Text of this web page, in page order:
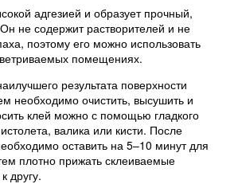
адгезией и образует прочный,
не содержит растворителей и не
поэтому его можно использовать
помещениях.
результата поверхности
необходимо очистить, высушить и
клей можно с помощью гладкого
валика или кисти. После
оставить на 5–10 минут для
плотно прижать склеиваемые
другу.